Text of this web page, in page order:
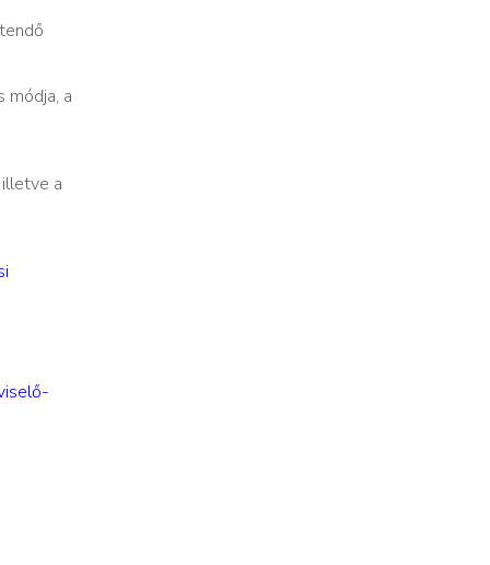
a
a